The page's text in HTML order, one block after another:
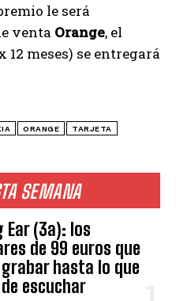
SEMANA
Ear (3a): los
de 99 euros que
hasta lo que
escuchar
le será
venta Orange, el
12 meses) se entregará
ORANGE TARJETA